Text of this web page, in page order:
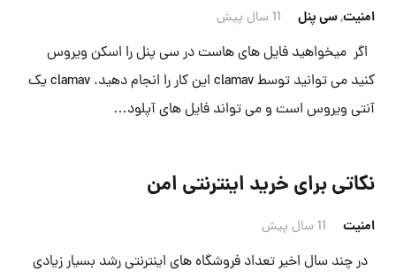
امنیت,سی پنل 11 سال پیش
اگر میخواهید فایل های هاست در سی پنل را اسکن ویروس
کنید می توانید توسط clamav این کار را انجام دهید. clamav یک
آنتی ویروس است و می تواند فایل های آپلود…
نکاتی برای خرید اینترنتی امن
امنیت 11 سال پیش
در چند سال اخیر تعداد فروشگاه های اینترنتی رشد بسیار زیادی